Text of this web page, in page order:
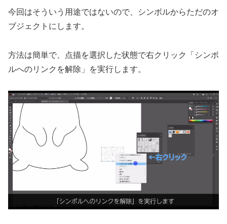
今回はそういう用途ではないので、シンボルからただのオ
ブジェクトにします。
方法は簡単で、点描を選択した状態で右クリック「シンボ
ルへのリンクを解除」を実行します。